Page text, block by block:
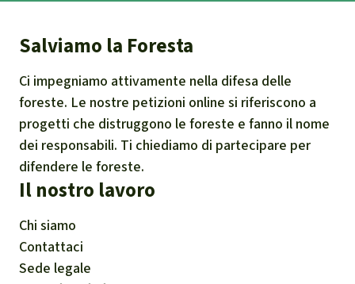
Salviamo la Foresta
Ci impegniamo attivamente nella difesa delle
foreste. Le nostre petizioni online si riferiscono a
progetti che distruggono le foreste e fanno il nome
dei responsabili. Ti chiediamo di partecipare per
difendere le foreste.
Il nostro lavoro
Chi siamo
Contattaci
Sede legale